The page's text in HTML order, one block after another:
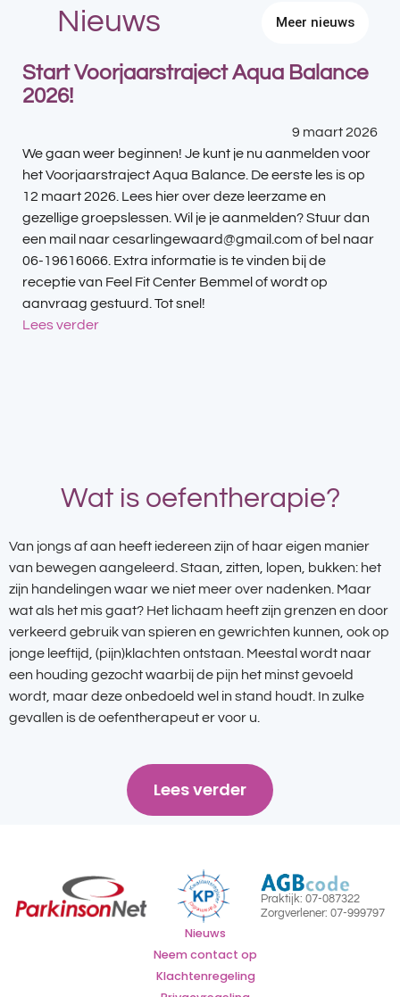
Nieuws Meer nieuws
Start Voorjaarstraject Aqua Balance
2026!
9 maart 2026
We gaan weer beginnen! Je kunt je nu aanmelden voor
het Voorjaarstraject Aqua Balance. De eerste les is op
12 maart 2026. Lees hier over deze leerzame en
gezellige groepslessen. Wil je je aanmelden? Stuur dan
een mail naar cesarlingewaard@gmail.com of bel naar
06-19616066. Extra informatie is te vinden bij de
receptie van Feel Fit Center Bemmel of wordt op
aanvraag gestuurd. Tot snel!
Lees verder
Wat is oefentherapie?
Van jongs af aan heeft iedereen zijn of haar eigen manier
van bewegen aangeleerd. Staan, zitten, lopen, bukken: het
zijn handelingen waar we niet meer over nadenken. Maar
wat als het mis gaat? Het lichaam heeft zijn grenzen en door
verkeerd gebruik van spieren en gewrichten kunnen, ook op
jonge leeftijd, (pijn)klachten ontstaan. Meestal wordt naar
een houding gezocht waarbij de pijn het minst gevoeld
wordt, maar deze onbedoeld wel in stand houdt. In zulke
gevallen is de oefentherapeut er voor u.
Lees verder
Praktijk: 07-087322
Zorgverlener: 07-999797
Nieuws
Neem contact op
Klachtenregeling